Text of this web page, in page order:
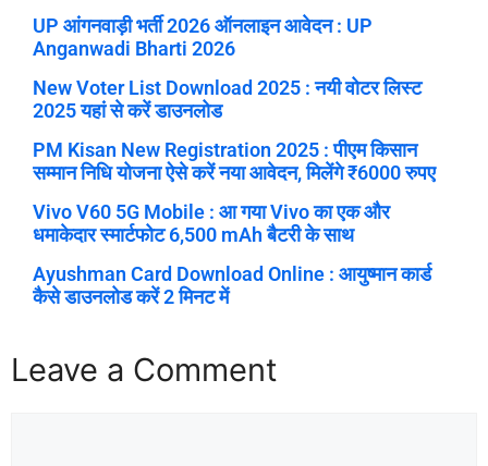
UP आंगनवाड़ी भर्ती 2026 ऑनलाइन आवेदन : UP
Anganwadi Bharti 2026
New Voter List Download 2025 : नयी वोटर लिस्ट
2025 यहां से करें डाउनलोड
PM Kisan New Registration 2025 : पीएम किसान
सम्मान निधि योजना ऐसे करें नया आवेदन, मिलेंगे ₹6000 रुपए
Vivo V60 5G Mobile : आ गया Vivo का एक और
धमाकेदार स्मार्टफोट 6,500 mAh बैटरी के साथ
Ayushman Card Download Online : आयुष्मान कार्ड
कैसे डाउनलोड करें 2 मिनट में
Leave a Comment